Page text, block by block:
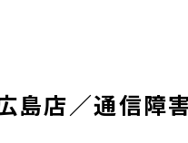
島店／通信障